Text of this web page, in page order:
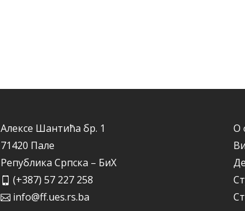
Алексе Шантића бр. 1
71420 Пале
Република Српска – БиХ
(+387) 57 227 258
info@ff.ues.rs.ba
О